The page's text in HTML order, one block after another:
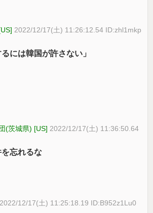
2022/12/17(土) 11:26:12.54 ID:zhl1mkp
には韓国が許さない」
(茨城県) [US] 2022/12/17(土) 11:36:50.64
忘れるな
2022/12/17(土) 11:25:18.19 ID:B952z1Lu0